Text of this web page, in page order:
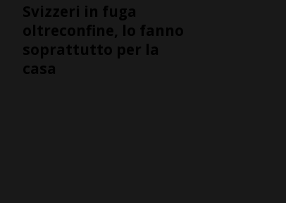
Svizzeri in fuga
oltreconfine, lo fanno
soprattutto per la
casa